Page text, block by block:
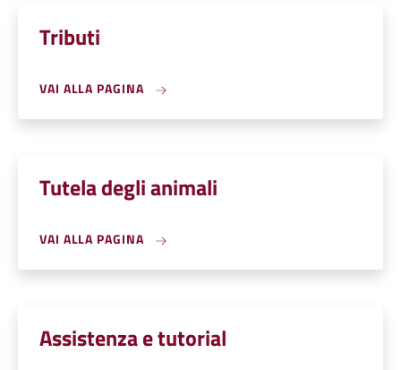
Tributi
VAI ALLA PAGINA
Tutela degli animali
VAI ALLA PAGINA
Assistenza e tutorial